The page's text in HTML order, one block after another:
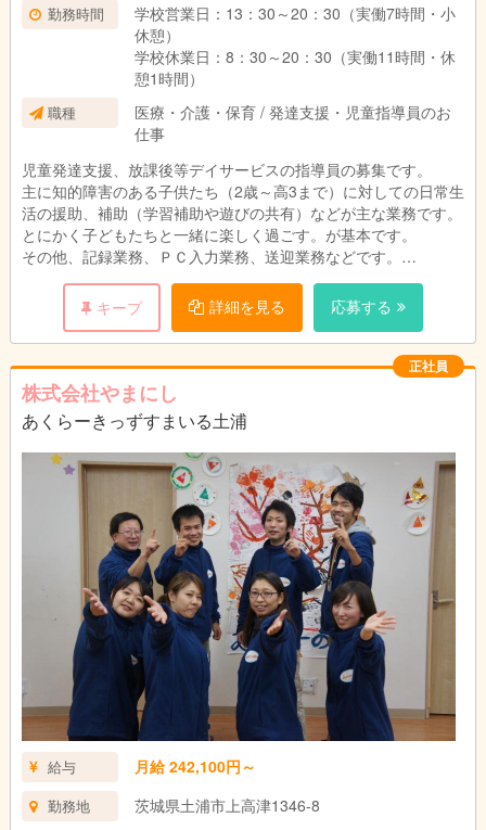
勤務時間
学校営業日：13：30～20：30（実働7時間・小
休憩）
学校休業日：8：30～20：30（実働11時間・休
憩1時間）
職種
医療・介護・保育 / 発達支援・児童指導員のお
仕事
児童発達支援、放課後等デイサービスの指導員の募集です。
主に知的障害のある子供たち（2歳～高3まで）に対しての日常生
活の援助、補助（学習補助や遊びの共有）などが主な業務です。
とにかく子どもたちと一緒に楽しく過ごす。が基本です。
その他、記録業務、ＰＣ入力業務、送迎業務などです。
助員となります。
積極的に外へ出る施設です。外へ出て公園などで子どもたちと一
緒に真剣に遊んだり施設内ではレクリエーションを楽しんだりし
ます。また、学校休業日にはイベントを開催したり遠方へ出かけ
たりもします。
キープ 詳細を見る 応募する
正社員
株式会社やまにし
あくらーきっずすまいる土浦
給与 月給 242,100円～
勤務地 茨城県土浦市上高津1346-8